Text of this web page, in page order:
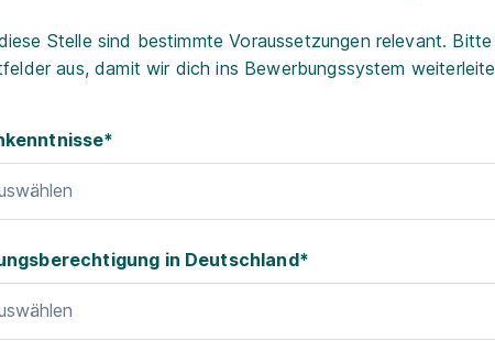
Stelle sind bestimmte Voraussetzungen relevant.
aus, damit wir dich ins Bewerbungssystem
in Deutschland*